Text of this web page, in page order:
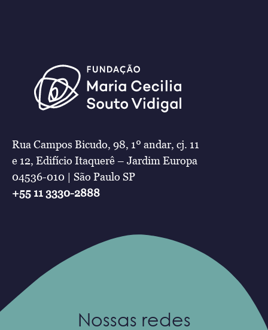
Rua Campos Bicudo, 98, 1º andar, cj. 11
e 12, Edifício Itaquerê – Jardim Europa
04536-010 | São Paulo SP
+55 11 3330-2888
Nossas redes